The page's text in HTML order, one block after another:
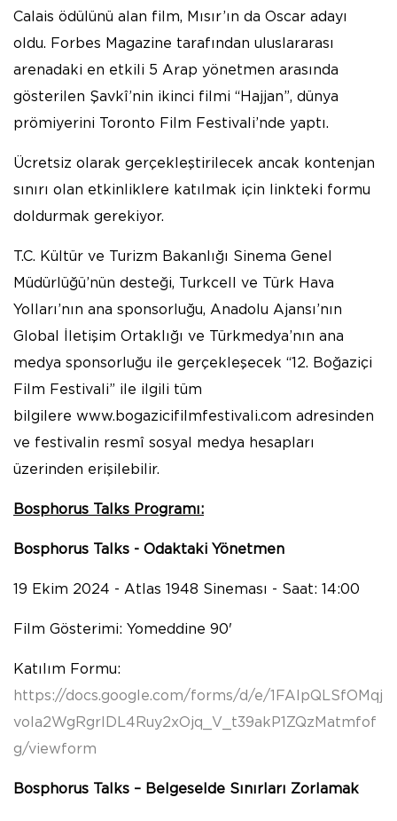
Calais ödülünü alan film, Mısır’ın da Oscar adayı
oldu. Forbes Magazine tarafından uluslararası
arenadaki en etkili 5 Arap yönetmen arasında
gösterilen Şavkî’nin ikinci filmi “Hajjan”, dünya
prömiyerini Toronto Film Festivali’nde yaptı.
Ücretsiz olarak gerçekleştirilecek ancak kontenjan
sınırı olan etkinliklere katılmak için linkteki formu
doldurmak gerekiyor.
T.C. Kültür ve Turizm Bakanlığı Sinema Genel
Müdürlüğü’nün desteği, Turkcell ve Türk Hava
Yolları’nın ana sponsorluğu, Anadolu Ajansı’nın
Global İletişim Ortaklığı ve Türkmedya’nın ana
medya sponsorluğu ile gerçekleşecek “12. Boğaziçi
Film Festivali” ile ilgili tüm
bilgilere www.bogazicifilmfestivali.com adresinden
ve festivalin resmî sosyal medya hesapları
üzerinden erişilebilir.
Bosphorus Talks Programı:
Bosphorus Talks - Odaktaki Yönetmen
19 Ekim 2024 - Atlas 1948 Sineması - Saat: 14:00
Film Gösterimi: Yomeddine 90'
Katılım Formu:
https://docs.google.com/forms/d/e/1FAIpQLSfOMqj
vola2WgRgrIDL4Ruy2xOjq_V_t39akP1ZQzMatmfof
g/viewform
Bosphorus Talks – Belgeselde Sınırları Zorlamak